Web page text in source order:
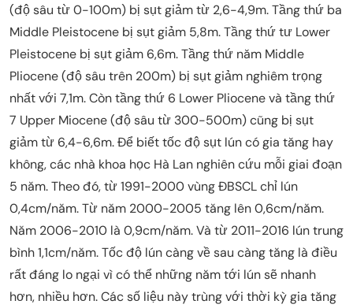
(độ sâu từ 0-100m) bị sụt giảm từ 2,6-4,9m. Tầng thứ ba
Middle Pleistocene bị sụt giảm 5,8m. Tầng thứ tư Lower
Pleistocene bị sụt giảm 6,6m. Tầng thứ năm Middle
Pliocene (độ sâu trên 200m) bị sụt giảm nghiêm trọng
nhất với 7,1m. Còn tầng thứ 6 Lower Pliocene và tầng thứ
7 Upper Miocene (độ sâu từ 300-500m) cũng bị sụt
giảm từ 6,4-6,6m. Để biết tốc độ sụt lún có gia tăng hay
không, các nhà khoa học Hà Lan nghiên cứu mỗi giai đoạn
5 năm. Theo đó, từ 1991-2000 vùng ĐBSCL chỉ lún
0,4cm/năm. Từ năm 2000-2005 tăng lên 0,6cm/năm.
Năm 2006-2010 là 0,9cm/năm. Và từ 2011-2016 lún trung
bình 1,1cm/năm. Tốc độ lún càng về sau càng tăng là điều
rất đáng lo ngại vì có thể những năm tới lún sẽ nhanh
hơn, nhiều hơn. Các số liệu này trùng với thời kỳ gia tăng